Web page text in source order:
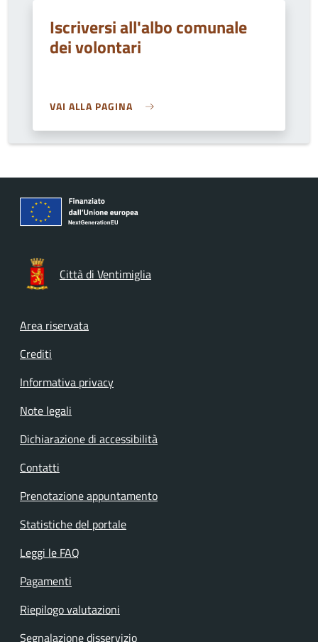
Iscriversi all'albo comunale
dei volontari
VAI ALLA PAGINA
Città di Ventimiglia
Footer menu
Area riservata
Crediti
Informativa privacy
Note legali
Dichiarazione di accessibilità
Contatti
Prenotazione appuntamento
Statistiche del portale
Leggi le FAQ
Pagamenti
Riepilogo valutazioni
Segnalazione disservizio